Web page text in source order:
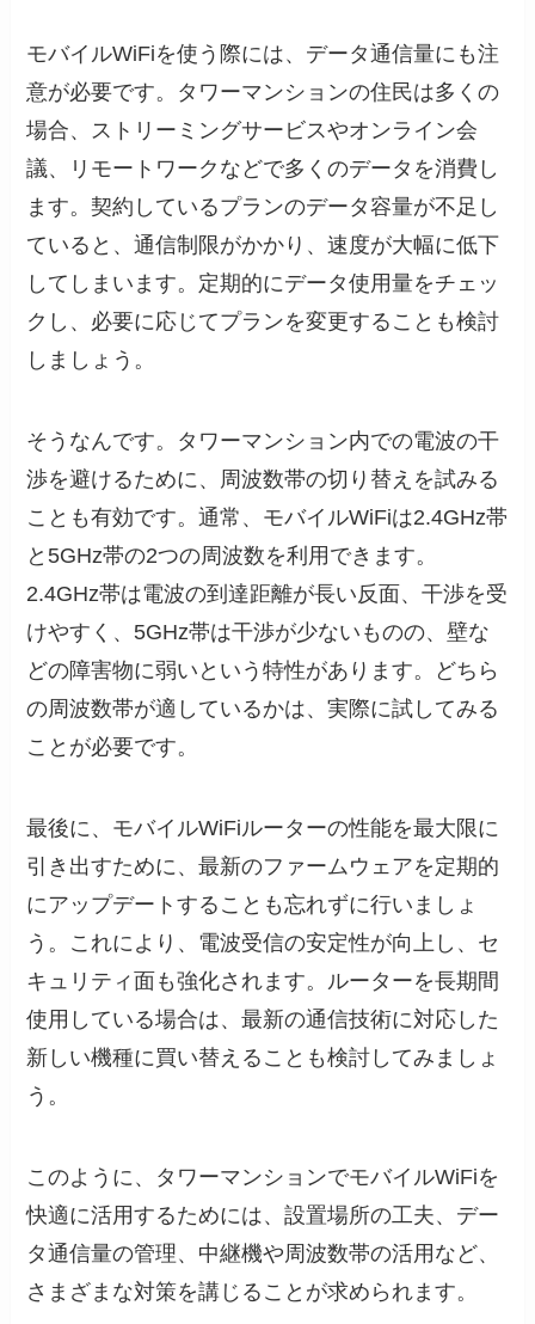
モバイルWiFiを使う際には、データ通信量にも注
意が必要です。タワーマンションの住民は多くの
場合、ストリーミングサービスやオンライン会
議、リモートワークなどで多くのデータを消費し
ます。契約しているプランのデータ容量が不足し
ていると、通信制限がかかり、速度が大幅に低下
してしまいます。定期的にデータ使用量をチェッ
クし、必要に応じてプランを変更することも検討
しましょう。
そうなんです。タワーマンション内での電波の干
渉を避けるために、周波数帯の切り替えを試みる
ことも有効です。通常、モバイルWiFiは2.4GHz帯
と5GHz帯の2つの周波数を利用できます。
2.4GHz帯は電波の到達距離が長い反面、干渉を受
けやすく、5GHz帯は干渉が少ないものの、壁な
どの障害物に弱いという特性があります。どちら
の周波数帯が適しているかは、実際に試してみる
ことが必要です。
最後に、モバイルWiFiルーターの性能を最大限に
引き出すために、最新のファームウェアを定期的
にアップデートすることも忘れずに行いましょ
う。これにより、電波受信の安定性が向上し、セ
キュリティ面も強化されます。ルーターを長期間
使用している場合は、最新の通信技術に対応した
新しい機種に買い替えることも検討してみましょ
う。
このように、タワーマンションでモバイルWiFiを
快適に活用するためには、設置場所の工夫、デー
タ通信量の管理、中継機や周波数帯の活用など、
さまざまな対策を講じることが求められます。